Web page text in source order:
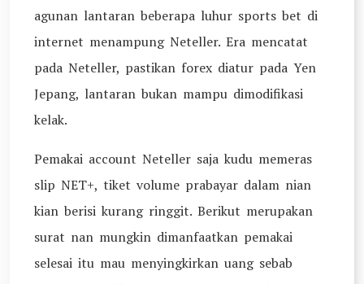
agunan lantaran beberapa luhur sports bet di
internet menampung Neteller. Era mencatat
pada Neteller, pastikan forex diatur pada Yen
Jepang, lantaran bukan mampu dimodifikasi
kelak.
Pemakai account Neteller saja kudu memeras
slip NET+, tiket volume prabayar dalam nian
kian berisi kurang ringgit. Berikut merupakan
surat nan mungkin dimanfaatkan pemakai
selesai itu mau menyingkirkan uang sebab